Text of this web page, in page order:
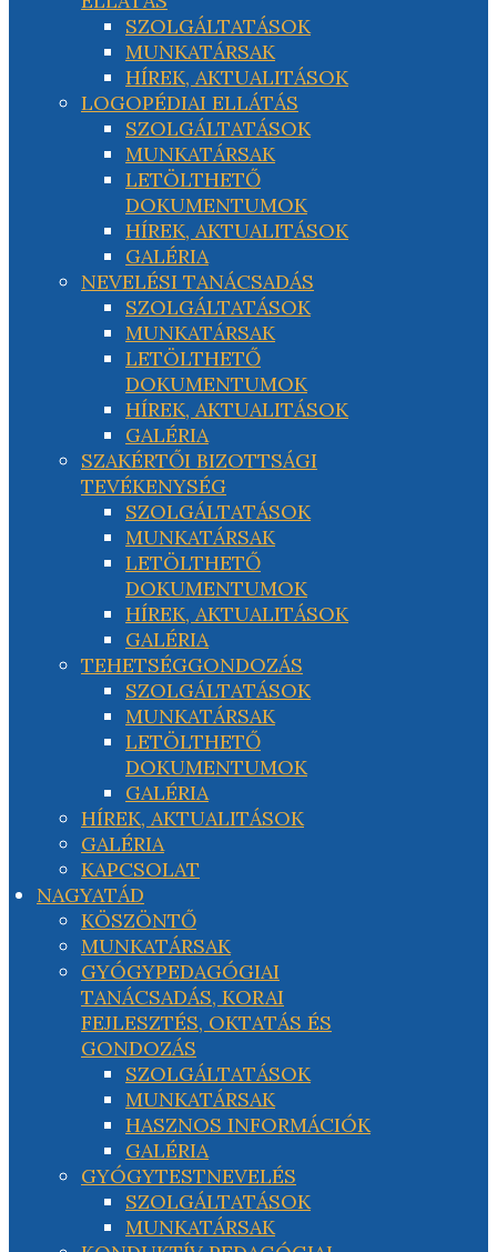
SZOLGÁLTATÁSOK
MUNKATÁRSAK
HÍREK, AKTUALITÁSOK
LOGOPÉDIAI ELLÁTÁS
SZOLGÁLTATÁSOK
MUNKATÁRSAK
LETÖLTHETŐ
DOKUMENTUMOK
HÍREK, AKTUALITÁSOK
GALÉRIA
NEVELÉSI TANÁCSADÁS
SZOLGÁLTATÁSOK
MUNKATÁRSAK
LETÖLTHETŐ
DOKUMENTUMOK
HÍREK, AKTUALITÁSOK
GALÉRIA
SZAKÉRTŐI BIZOTTSÁGI
TEVÉKENYSÉG
SZOLGÁLTATÁSOK
MUNKATÁRSAK
LETÖLTHETŐ
DOKUMENTUMOK
HÍREK, AKTUALITÁSOK
GALÉRIA
TEHETSÉGGONDOZÁS
SZOLGÁLTATÁSOK
MUNKATÁRSAK
LETÖLTHETŐ
DOKUMENTUMOK
GALÉRIA
HÍREK, AKTUALITÁSOK
GALÉRIA
KAPCSOLAT
NAGYATÁD
KÖSZÖNTŐ
MUNKATÁRSAK
GYÓGYPEDAGÓGIAI
TANÁCSADÁS, KORAI
FEJLESZTÉS, OKTATÁS ÉS
GONDOZÁS
SZOLGÁLTATÁSOK
MUNKATÁRSAK
HASZNOS INFORMÁCIÓK
GALÉRIA
GYÓGYTESTNEVELÉS
SZOLGÁLTATÁSOK
MUNKATÁRSAK